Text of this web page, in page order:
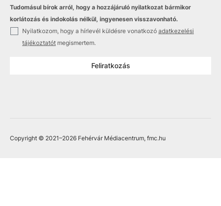
Tudomásul bírok arról, hogy a hozzájáruló nyilatkozat bármikor
korlátozás és indokolás nélkül, ingyenesen visszavonható.
Nyilatkozom, hogy a hírlevél küldésre vonatkozó adatkezelési
tájékoztatót megismertem.
Feliratkozás
Copyright © 2021–2026 Fehérvár Médiacentrum, fmc.hu